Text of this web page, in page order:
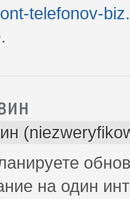
telefonov-
на один